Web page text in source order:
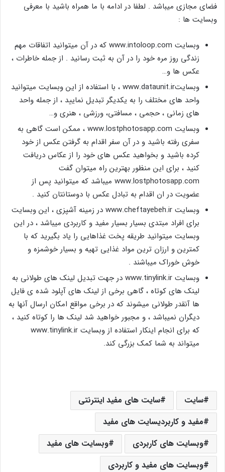
فضای مجازی میباشد . لطفا در ادامه با ما همراه باشید با معرفی
وبسایت ها :
وبسایت www.intoloop.com که در آن میتوانید اتفاقات مهم
زندگی روز مره خود را در آن به ثبت رسانید . از جمله خاطرات ،
عکس ها و…
وبسایتwww.dataunit.ir ، با استفاده از این وبسایت میتوانید
واحد های مختلف را به یکدیگر تبدیل نمایید ، از جمله واحد
های زمانی ، حجمی ، مسافتی، ورزشی ، هنری و…
وبسایت www.lostphotosapp.com ، ممکن است گاهی به
سفری رفته باشید و در آن سفر اقدام به گرفتن عکس از خود
کرده باشید و بخواهید عکس های خود را از عکاس دریافت
کنید ، برای این منظور بهترین راه میتوان گفت
www.lostphotosapp.com میباشد که میتوانید پس از
عضویت در ان اقدام به تبادل عکس با دوستانتان کنید .
وبسایت www.cheftayebeh.ir در زمینه آشپزی ، این وبسایت
برای افراد مبتدی بسیار بسیار مفید و کاربردی میباشد ، در این
وبسایت میتوانید طریقه پخت غذاهایی را یاد بگیرید که با
کمترین و ارزان ترین مواد غذایی تهیه و بسیار خوشمزه و
خوش خوراک میباشند .
وبسایت www.tinylink.ir در جهت تبدیل لینک های طولانی به
لینک های کوتاه ، گاهی برخی از لینک های آپلود شده ی فایل
ها آنقدر طولانی میشوند که در برخی مواقع امکان ارسال آنها به
دیگران نمیباشد ، و مجبور خواهید شد لینک ها را کوتاه کنید ،
که برای انجام اینکار استفاده از وبسایت www.tinylink.ir
میتواند به شما کمک بزرگی کند.
سایت
سایت های مفید اینترنتی
مفید و کاربردیسایت های مفید
وبسایت های کاربردی
وبسایت های مفید
وبسایت های مفید و کاربردی